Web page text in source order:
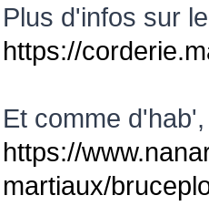
Plus d'infos sur
https://
Et comme
https://
martiaux/